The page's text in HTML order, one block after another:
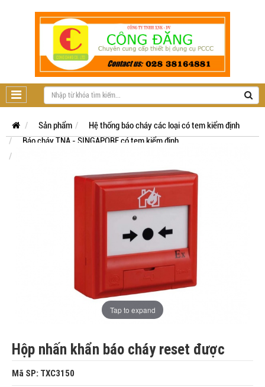
Sản phẩm
Hệ thống báo cháy các loại có tem kiểm định
Báo cháy TNA - SINGAPORE có tem kiểm định
Tap to expand
Hộp nhấn khẩn báo cháy reset được
Mã SP: TXC3150